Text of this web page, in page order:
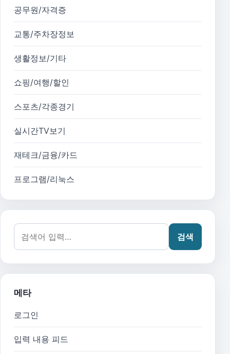
공무원/자격증
교통/주차장정보
생활정보/기타
쇼핑/여행/할인
스포츠/각종경기
실시간TV보기
재테크/금융/카드
프로그램/리눅스
검색어:
검색
메타
로그인
입력 내용 피드